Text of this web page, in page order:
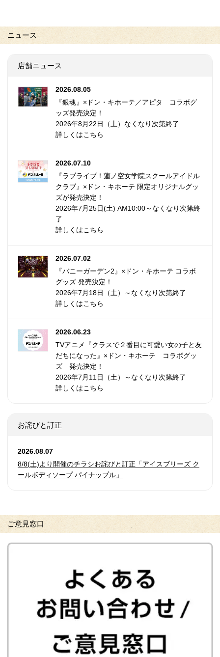
ニュース
店舗ニュース
2026.08.05
『銀魂』×ドン・キホーテ／アピタ コラボグ
ッズ発売決定！
2026年8月22日（土）なくなり次第終了
詳しくはこちら
2026.07.10
『ラブライブ！蓮ノ空女学院スクールアイドル
クラブ』×ドン・キホーテ 限定オリジナルグッ
ズが発売決定！
2026年7月25日(土) AM10:00～なくなり次第終
了
詳しくはこちら
2026.07.02
『バニーガーデン2』×ドン・キホーテ コラボ
グッズ 発売決定！
2026年7月18日（土）～なくなり次第終了
詳しくはこちら
2026.06.23
TVアニメ『クラスで２番目に可愛い女の子と友
だちになった』×ドン・キホーテ コラボグッ
ズ 発売決定！
2026年7月11日（土）～なくなり次第終了
詳しくはこちら
お詫びと訂正
2026.08.07
8/8(土)より開催のチラシお詫びと訂正「アイスブリーズ ク
ールボディソープ パイナップル」
ご意見窓口